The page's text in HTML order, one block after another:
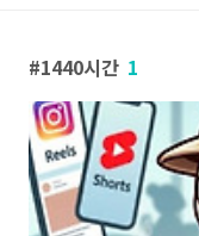
1440시간 1